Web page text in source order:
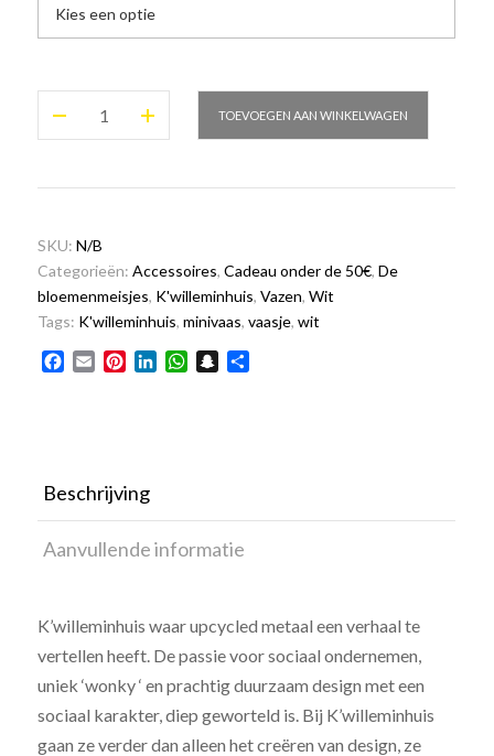
TOEVOEGEN AAN WINKELWAGEN
SKU: N/B
Categorieën: Accessoires, Cadeau onder de 50€, De
bloemenmeisjes, K'willeminhuis, Vazen, Wit
Tags: K'willeminhuis, minivaas, vaasje, wit
Facebook
Email PinterestLinkedInWhatsApp
Snapchat
Beschrijving
Aanvullende informatie
K’willeminhuis waar upcycled metaal een verhaal te
vertellen heeft. De passie voor sociaal ondernemen,
uniek ‘wonky ‘ en prachtig duurzaam design met een
sociaal karakter, diep geworteld is. Bij K’willeminhuis
gaan ze verder dan alleen het creëren van design, ze